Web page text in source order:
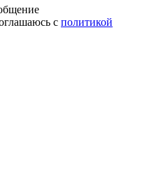
с политикой